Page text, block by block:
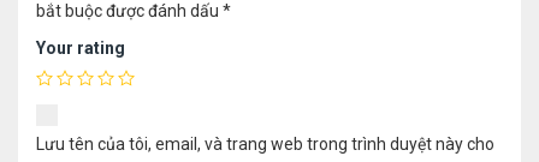
bắt buộc được đánh dấu *
Your rating
Lưu tên của tôi, email, và trang web trong trình duyệt này cho